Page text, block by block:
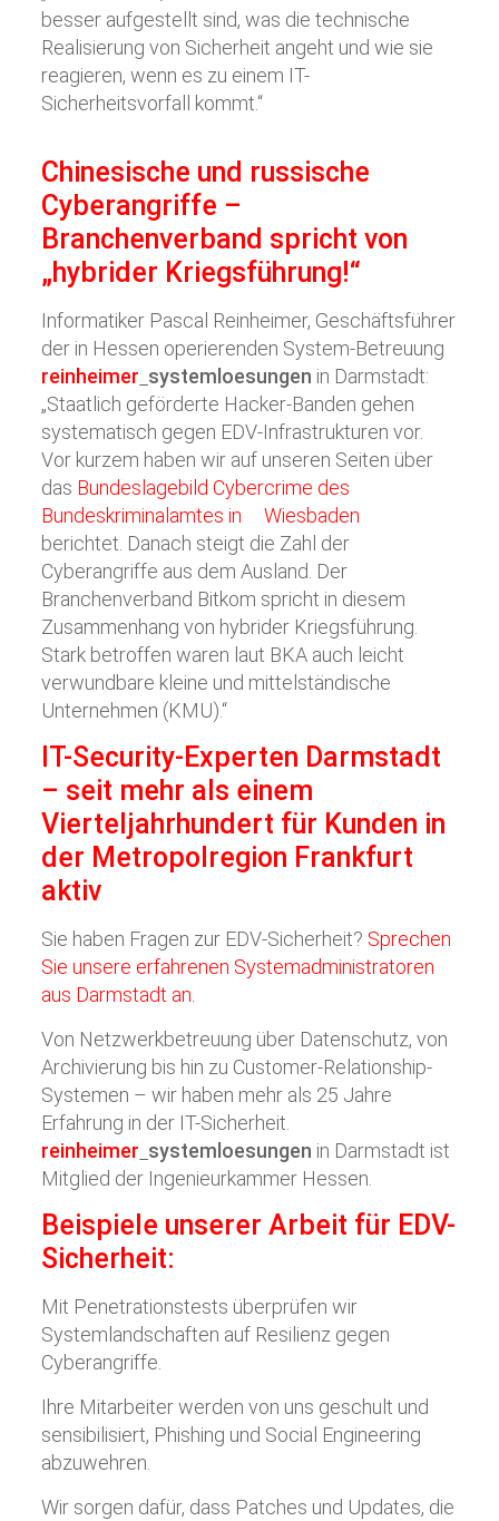
besser aufgestellt sind, was die technische
Realisierung von Sicherheit angeht und wie sie
reagieren, wenn es zu einem IT-
Sicherheitsvorfall kommt.“
Chinesische und russische
Cyberangriffe –
Branchenverband spricht von
„hybrider Kriegsführung!“
Informatiker Pascal Reinheimer, Geschäftsführer
der in Hessen operierenden System-Betreuung
reinheimer systemloesungen in Darmstadt:
„Staatlich geförderte Hacker-Banden gehen
systematisch gegen EDV-Infrastrukturen vor.
Vor kurzem haben wir auf unseren Seiten über
das Bundeslagebild Cybercrime des
Bundeskriminalamtes in
Wiesbaden
berichtet. Danach steigt die Zahl der
Cyberangriffe aus dem Ausland. Der
Branchenverband Bitkom spricht in diesem
Zusammenhang von hybrider Kriegsführung.
Stark betroffen waren laut BKA auch leicht
verwundbare kleine und mittelständische
Unternehmen (KMU).“
IT-Security-Experten Darmstadt
– seit mehr als einem
Vierteljahrhundert für Kunden in
der Metropolregion Frankfurt
aktiv
Sie haben Fragen zur EDV-Sicherheit? Sprechen
Sie unsere erfahrenen Systemadministratoren
aus Darmstadt an.
Von Netzwerkbetreuung über Datenschutz, von
Archivierung bis hin zu Customer-Relationship-
Systemen – wir haben mehr als 25 Jahre
Erfahrung in der IT-Sicherheit.
reinheimer systemloesungen in Darmstadt ist
Mitglied der Ingenieurkammer Hessen.
Beispiele unserer Arbeit für EDV-
Sicherheit:
Mit Penetrationstests überprüfen wir
Systemlandschaften auf Resilienz gegen
Cyberangriffe.
Ihre Mitarbeiter werden von uns geschult und
sensibilisiert, Phishing und Social Engineering
abzuwehren.
Wir sorgen dafür, dass Patches und Updates, die